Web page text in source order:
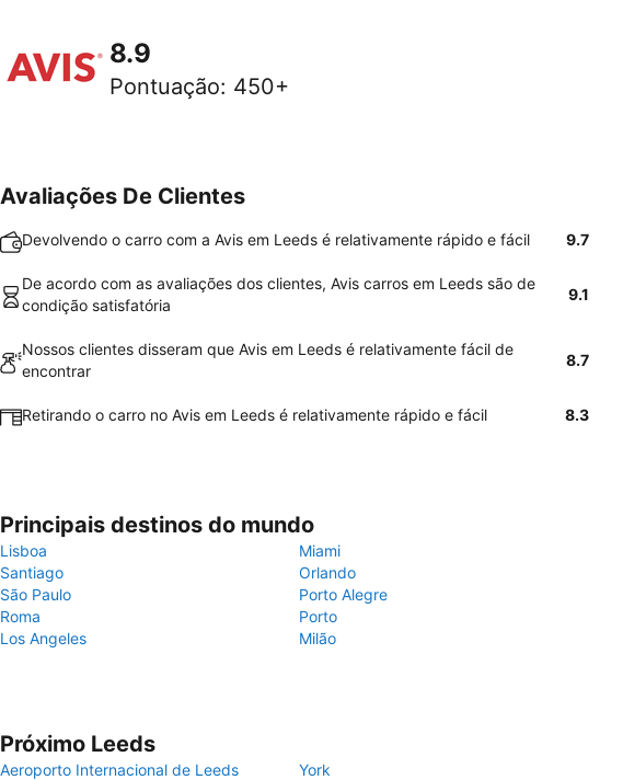
8.9
Pontuação: 450+
Avaliações De Clientes
Devolvendo o carro com a Avis em Leeds é relativamente rápido e fácil 9.7
De acordo com as avaliações dos clientes, Avis carros em Leeds são de
condição satisfatória
9.1
Nossos clientes disseram que Avis em Leeds é relativamente fácil de
encontrar
8.7
Retirando o carro no Avis em Leeds é relativamente rápido e fácil 8.3
Principais destinos do mundo
Lisboa
Miami
Santiago
Orlando
São Paulo
Porto Alegre
Roma
Porto
Los Angeles
Milão
Próximo Leeds
Aeroporto Internacional de Leeds York